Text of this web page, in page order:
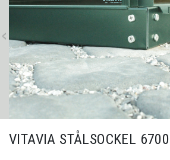
VITAVIA STÅLSOCKEL